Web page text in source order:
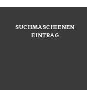
SUCHMASCHIENEN
EINTRAG